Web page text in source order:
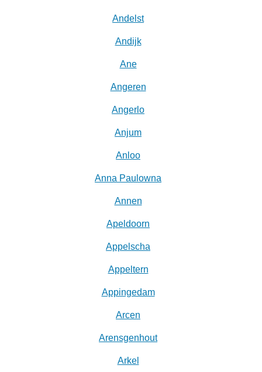
Andelst
Andijk
Ane
Angeren
Angerlo
Anjum
Anloo
Anna Paulowna
Annen
Apeldoorn
Appelscha
Appeltern
Appingedam
Arcen
Arensgenhout
Arkel